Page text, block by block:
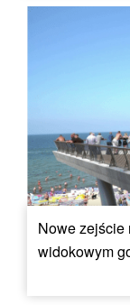
Nowe zejście
widokowym